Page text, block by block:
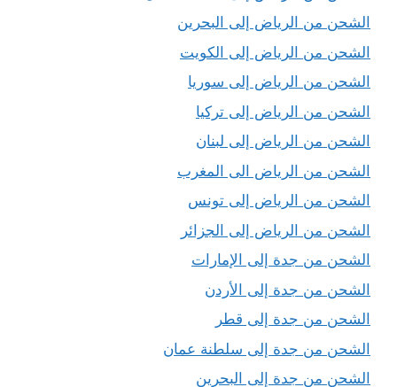
الشحن من الرياض إلى البحرين
الشحن من الرياض إلى الكويت
الشحن من الرياض إلى سوريا
الشحن من الرياض إلى تركيا
الشحن من الرياض إلى لبنان
الشحن من الرياض الى المغرب
الشحن من الرياض إلى تونس
الشحن من الرياض إلى الجزائر
الشحن من جدة إلى الإمارات
الشحن من جدة إلى الأردن
الشحن من جدة إلى قطر
الشحن من جدة إلى سلطنة عمان
الشحن من جدة إلى البحرين